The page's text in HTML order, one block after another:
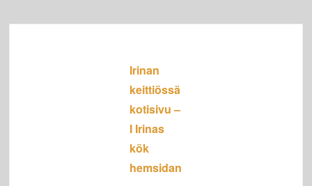
Irinan
keittiössä
kotisivu –
I Irinas
kök
hemsidan